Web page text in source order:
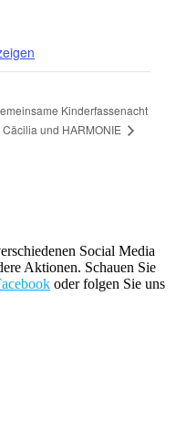
Kinderfassenacht
Cäcilia und HARMONIE
Social Media
Aktionen. Schauen Sie
oder folgen Sie uns